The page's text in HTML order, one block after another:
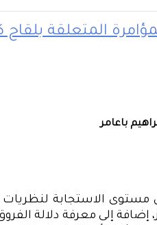
باعامر
الاستجابة لنظريات
إضافة إلى معرفة دلالة